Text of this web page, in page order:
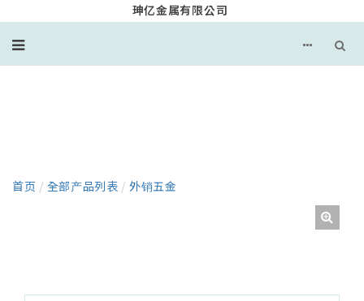
珅亿金属有限公司
首页 / 全部产品列表 / 外销五金